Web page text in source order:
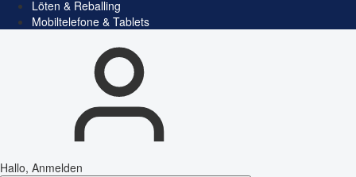
Löten & Reballing
Mobiltelefone & Tablets
Hallo, Anmelden